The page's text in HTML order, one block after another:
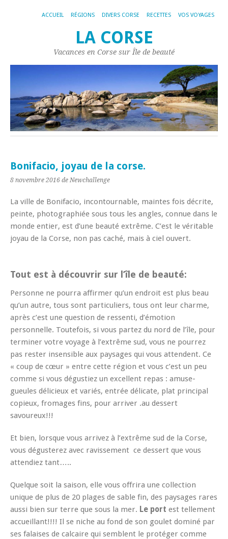
ACCUEIL RÉGIONS DIVERS CORSE RECETTES VOS VOYAGES
LA CORSE
Vacances en Corse sur Île de beauté
Bonifacio, joyau de la corse.
8 novembre 2016 de Newchallenge
La ville de Bonifacio, incontournable, maintes fois décrite,
peinte, photographiée sous tous les angles, connue dans le
monde entier, est d’une beauté extrême. C’est le véritable
joyau de la Corse, non pas caché, mais à ciel ouvert.
Tout est à découvrir sur l’île de beauté:
Personne ne pourra affirmer qu’un endroit est plus beau
qu’un autre, tous sont particuliers, tous ont leur charme,
après c’est une question de ressenti, d’émotion
personnelle. Toutefois, si vous partez du nord de l’île, pour
terminer votre voyage à l’extrême sud, vous ne pourrez
pas rester insensible aux paysages qui vous attendent. Ce
« coup de cœur » entre cette région et vous c’est un peu
comme si vous dégustiez un excellent repas : amuse-
gueules délicieux et variés, entrée délicate, plat principal
copieux, fromages fins, pour arriver .au dessert
savoureux!!!
Et bien, lorsque vous arrivez à l’extrême sud de la Corse,
vous dégusterez avec ravissement ce dessert que vous
attendiez tant…..
Quelque soit la saison, elle vous offrira une collection
unique de plus de 20 plages de sable fin, des paysages rares
aussi bien sur terre que sous la mer. Le port est tellement
accueillant!!!! Il se niche au fond de son goulet dominé par
ses falaises de calcaire qui semblent le protéger comme